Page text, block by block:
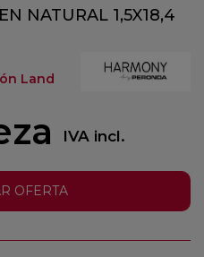
NATURAL 1,5X18,4
Land
IVA incl.
OFERTA